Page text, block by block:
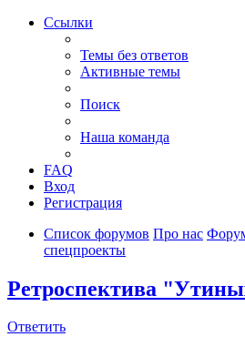
Ссылки
Темы без ответов
Активные темы
Поиск
Наша команда
FAQ
Вход
Регистрация
Список форумов Про нас
спецпроекты
Ретроспектива
Ответить